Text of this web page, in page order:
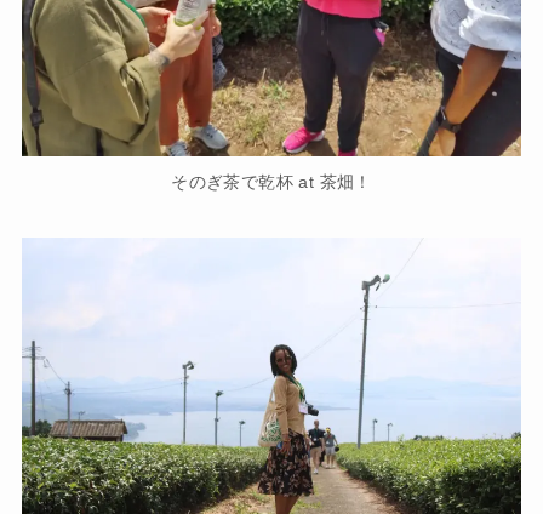
そのぎ茶で乾杯 at 茶畑！